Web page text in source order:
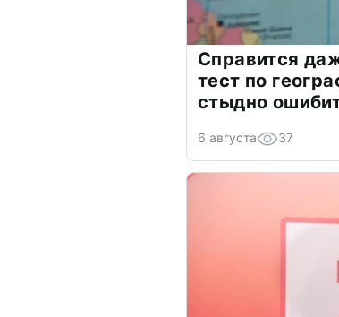
Справится
тест по
стыдно
6 августа 37